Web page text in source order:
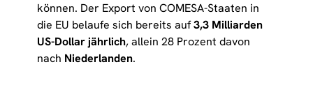
können. Der Export von COMESA-Staaten in
die EU belaufe sich bereits auf3,3 Milliarden
US-Dollar jährlich, allein 28 Prozent davon
nach Niederlanden.